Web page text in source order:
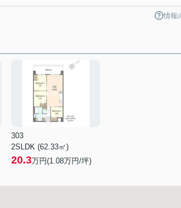
情報
303
2SLDK (62.33㎡)
20.3万円(1.08万円/坪)